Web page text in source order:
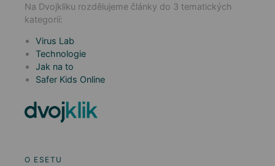
Na Dvojkliku rozdělujeme články do 3 tematických
kategorií:
Virus Lab
Technologie
Jak na to
Safer Kids Online
O ESETU